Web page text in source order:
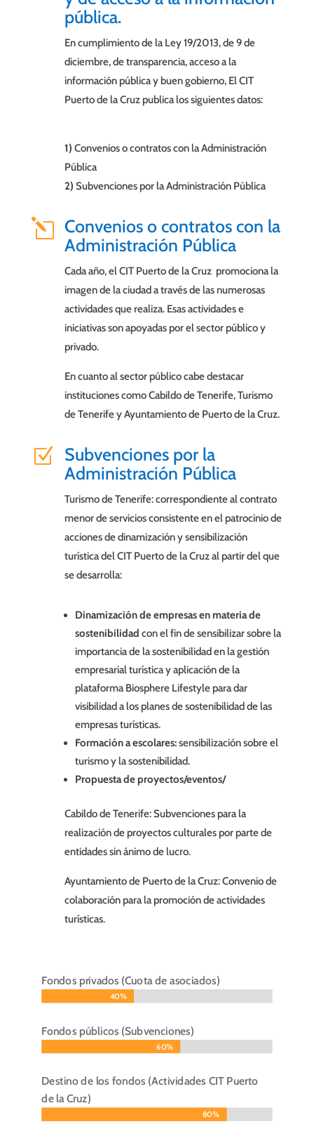
pública.
En cumplimiento de la Ley 19/2013, de 9 de
diciembre, de transparencia, acceso a la
información pública y buen gobierno, El CIT
Puerto de la Cruz publica los siguientes datos:
1) Convenios o contratos con la Administración
Pública
2) Subvenciones por la Administración Pública
l Convenios o contratos con la
Administración Pública
Cada año, el CIT Puerto de la Cruz promociona la
imagen de la ciudad a través de las numerosas
actividades que realiza. Esas actividades e
iniciativas son apoyadas por el sector público y
privado.
En cuanto al sector público cabe destacar
instituciones como Cabildo de Tenerife, Turismo
de Tenerife y Ayuntamiento de Puerto de la Cruz.
Z Subvenciones por la
Administración Pública
Turismo de Tenerife: correspondiente al contrato
menor de servicios consistente en el patrocinio de
acciones de dinamización y sensibilización
turística del CIT Puerto de la Cruz al partir del que
se desarrolla:
Dinamización de empresas en materia de
sostenibilidad con el fin de sensibilizar sobre la
importancia de la sostenibilidad en la gestión
empresarial turística y aplicación de la
plataforma Biosphere Lifestyle para dar
visibilidad a los planes de sostenibilidad de las
empresas turísticas.
Formación a escolares:sensibilización sobre el
turismo y la sostenibilidad.
Propuesta de proyectos/eventos/
Cabildo de Tenerife: Subvenciones para la
realización de proyectos culturales por parte de
entidades sin ánimo de lucro.
Ayuntamiento de Puerto de la Cruz: Convenio de
colaboración para la promoción de actividades
turísticas.
Fondos privados (Cuota de asociados)
40%
40%
Fondos públicos (Subvenciones)
60%
60%
Destino de los fondos (Actividades CIT Puerto
de la Cruz)
80%
80%